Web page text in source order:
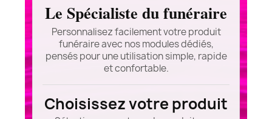
Le Spécialiste du funéraire
Personnalisez facilement votre produit
funéraire avec nos modules dédiés,
pensés pour une utilisation simple, rapide
et confortable.
Choisissez votre produit